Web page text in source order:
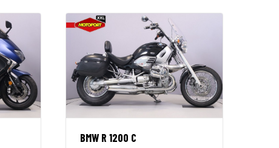
BMW R 1200 C